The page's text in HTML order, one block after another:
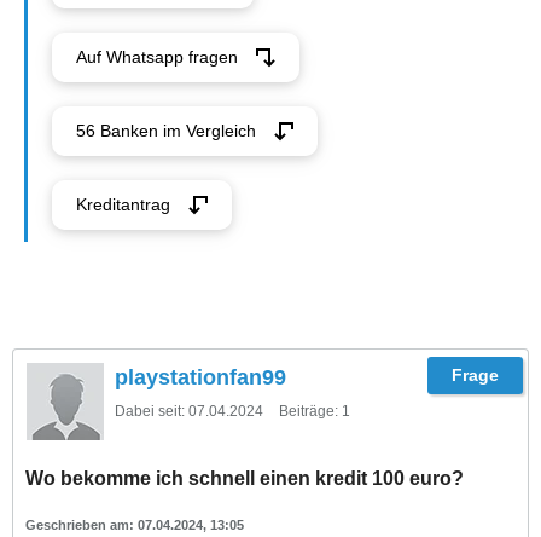
Auf Whatsapp fragen
56 Banken im Vergleich
Kreditantrag
playstationfan99
Dabei seit: 07.04.2024 Beiträge: 1
Wo bekomme ich schnell einen kredit 100 euro?
07.04.2024, 13:05